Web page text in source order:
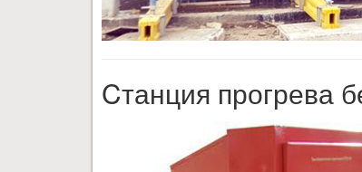
Cтанция прогрева